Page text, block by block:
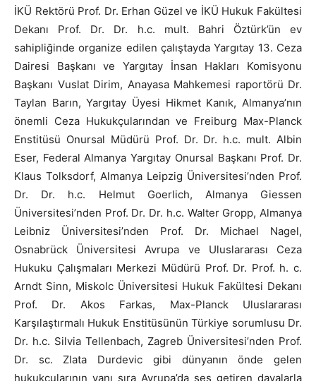
İKÜ Rektörü Prof. Dr. Erhan Güzel ve İKÜ Hukuk Fakültesi
Dekanı Prof. Dr. Dr. h.c. mult. Bahri Öztürk’ün ev
sahipliğinde organize edilen çalıştayda Yargıtay 13. Ceza
Dairesi Başkanı ve Yargıtay İnsan Hakları Komisyonu
Başkanı Vuslat Dirim, Anayasa Mahkemesi raportörü Dr.
Taylan Barın, Yargıtay Üyesi Hikmet Kanık, Almanya’nın
önemli Ceza Hukukçularından ve Freiburg Max-Planck
Enstitüsü Onursal Müdürü Prof. Dr. Dr. h.c. mult. Albin
Eser, Federal Almanya Yargıtay Onursal Başkanı Prof. Dr.
Klaus Tolksdorf, Almanya Leipzig Üniversitesi’nden Prof.
Dr. Dr. h.c. Helmut Goerlich, Almanya Giessen
Üniversitesi’nden Prof. Dr. Dr. h.c. Walter Gropp, Almanya
Leibniz Üniversitesi’nden Prof. Dr. Michael Nagel,
Osnabrück Üniversitesi Avrupa ve Uluslararası Ceza
Hukuku Çalışmaları Merkezi Müdürü Prof. Dr. Prof. h. c.
Arndt Sinn, Miskolc Üniversitesi Hukuk Fakültesi Dekanı
Prof. Dr. Akos Farkas, Max-Planck Uluslararası
Karşılaştırmalı Hukuk Enstitüsünün Türkiye sorumlusu Dr.
Dr. h.c. Silvia Tellenbach, Zagreb Üniversitesi’nden Prof.
Dr. sc. Zlata Durdevic gibi dünyanın önde gelen
hukukçularının yanı sıra Avrupa’da ses getiren davalarla